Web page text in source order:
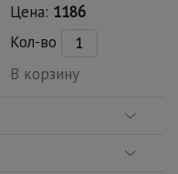
Цена: 1186
Кол-во
В корзину